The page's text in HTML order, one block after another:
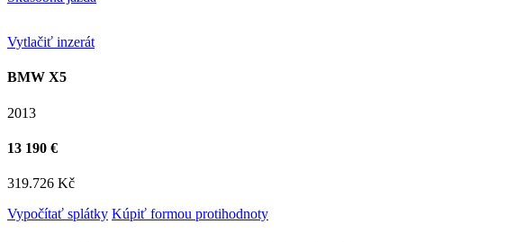
Vytlačiť inzerát
BMW X5
2013
13 190 €
319.726 Kč
Vypočítať splátky Kúpiť formou protihodnoty